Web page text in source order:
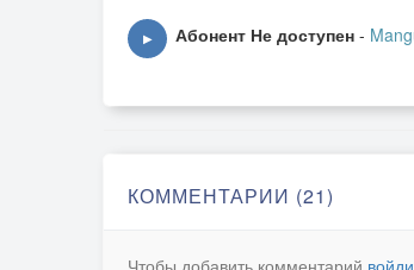
▶ Абонент Не доступен -
КОММЕНТАРИИ (21)
Чтобы добавить комментарий